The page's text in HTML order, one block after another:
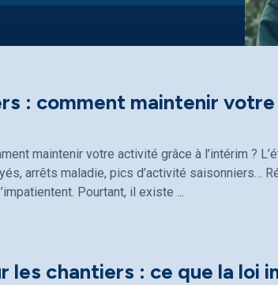
: comment maintenir
maintenir votre activité grâce à l’intérim ?
arrêts maladie, pics d’activité saisonniers…
Pourtant, il existe
les chantiers : ce que la loi